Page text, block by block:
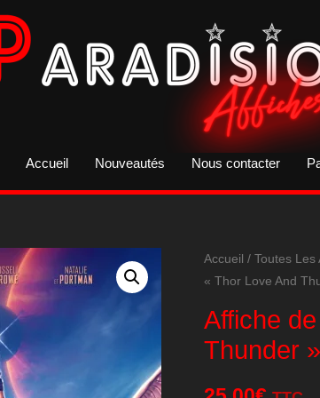
Accueil Nouveautés Nous contacter
Accueil / Toutes Les
« Thor Love And
Affiche
Thunder